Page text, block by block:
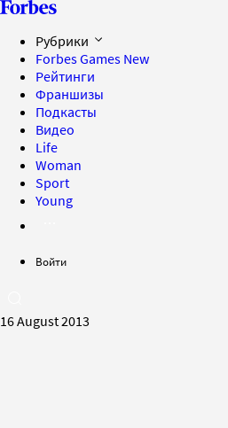
Рубрики
Forbes Games New
Рейтинги
Франшизы
Подкасты
Видео
Life
Woman
Sport
Young
Войти
16 August 2013